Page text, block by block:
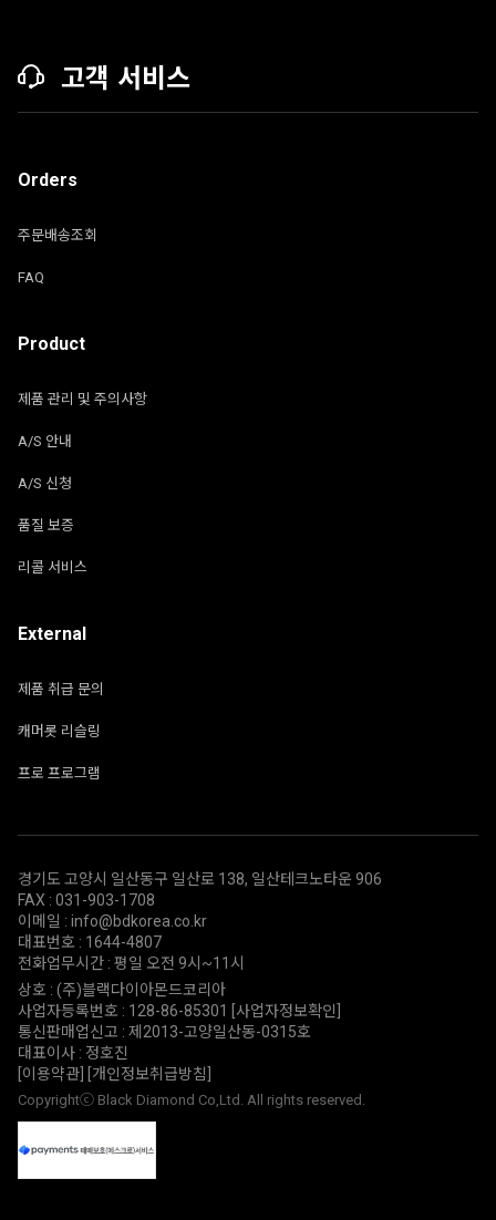
고객 서비스
Orders
주문배송조회
FAQ
Product
제품 관리 및 주의사항
A/S 안내
A/S 신청
품질 보증
리콜 서비스
External
제품 취급 문의
캐머롯 리슬링
프로 프로그램
경기도 고양시 일산동구 일산로 138, 일산테크노타운 906
FAX : 031-903-1708
이메일 : info@bdkorea.co.kr
대표번호 : 1644-4807
전화업무시간 : 평일 오전 9시~11시
상호 : (주)블랙다이아몬드코리아
사업자등록번호 : 128-86-85301
[사업자정보확인]
통신판매업신고 : 제2013-고양일산동-0315호
대표이사 : 정호진
[이용약관]
[개인정보취급방침]
Copyrightⓒ Black Diamond Co,Ltd. All rights reserved.